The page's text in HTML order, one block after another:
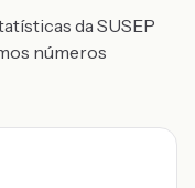
da SUSEP
números